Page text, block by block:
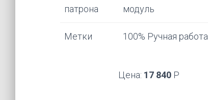
патрона
модуль
Метки 100% Ручная работа.
Цена: 17 840Р